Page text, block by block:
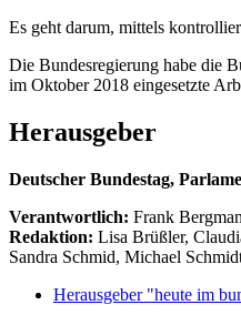
Es geht darum, mittels
Die Bundesregierung habe die
im Oktober 2018 eingesetzte
Herausgeber
Deutscher Bundestag,
Verantwortlich: Frank
Redaktion: Lisa Brüßler,
Sandra Schmid, Michael
Herausgeber "heute im